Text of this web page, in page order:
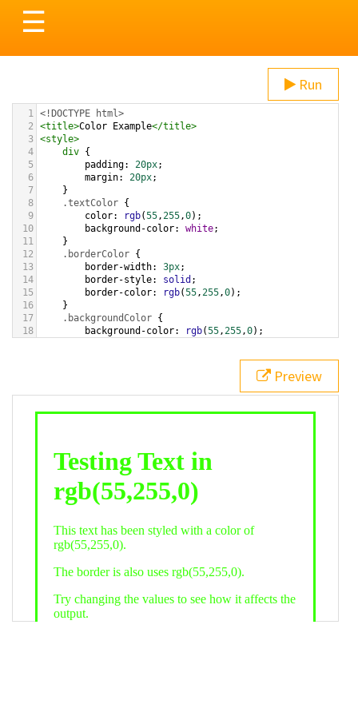
Toggle
navigation
☰
Run
1 <!DOCTYPE html>
2
<title>Color Example</title>
3 <style>
4
div {
5
padding: 20px;
6
margin: 20px;
7
}
8
.textColor {
9
color: rgb(55,255,0);
10
background-color: white;
11
}
12
.borderColor {
13
border-width: 3px;
14
border-style: solid ;
15
border-color: rgb(55,255,0);
16
}
17
.backgroundColor {
18
background-color: rgb(55,255,0);
bottom ,
white, rgb(55,255,0));
div class="textColor borderColor"
< h1>Testing Text in rgb(55,255,0)
Preview